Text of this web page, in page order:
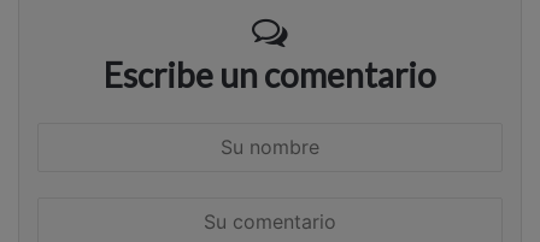
Escribe un comentario